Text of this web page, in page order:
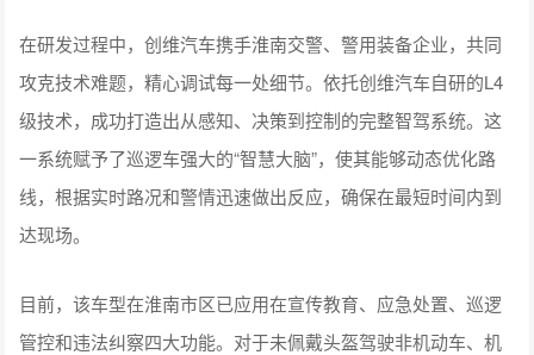
在研发过程中，创维汽车携手淮南交警、警用装备企业，共同
攻克技术难题，精心调试每一处细节。依托创维汽车自研的L4
级技术，成功打造出从感知、决策到控制的完整智驾系统。这
一系统赋予了巡逻车强大的“智慧大脑”，使其能够动态优化路
线，根据实时路况和警情迅速做出反应，确保在最短时间内到
达现场。
目前，该车型在淮南市区已应用在宣传教育、应急处置、巡逻
管控和违法纠察四大功能。对于未佩戴头盔驾驶非机动车、机